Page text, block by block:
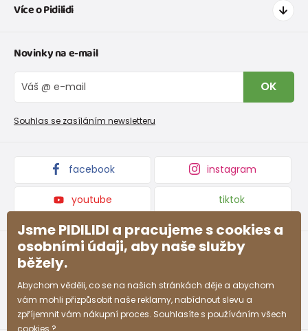
Doprava a platba
Tabulka velikostí obuvi
Vrácení zboží a reklamace
Reklamační řád
Více o Pidilidi
O nás
Blog
Velkoobchod PiDiLiDi
Affiliate program
Kolekce zboží
Novinky na e-mail
OK
Souhlas se zasíláním newsletteru
facebook instagram
youtube tiktok
Jsme PIDILIDI a pracujeme s cookies a
osobními údaji, aby naše služby
běžely.
Abychom věděli, co se na našich stránkách děje a abychom
vám mohli přizpůsobit naše reklamy, nabídnout slevu a
zpříjemnit vám nákupní proces. Souhlasíte s používáním všech
cookies ?